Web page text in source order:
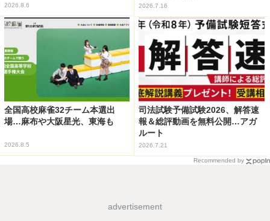
2026.8.6 2026.7.16
全国高校麻雀32チーム本選出
場…麻布や大阪星光、東海も
2026.8.5
司法試験予備試験2026、解答速
報＆総評動画を無料公開…アガ
ルート
2026.7.21
Recommended by
advertisement